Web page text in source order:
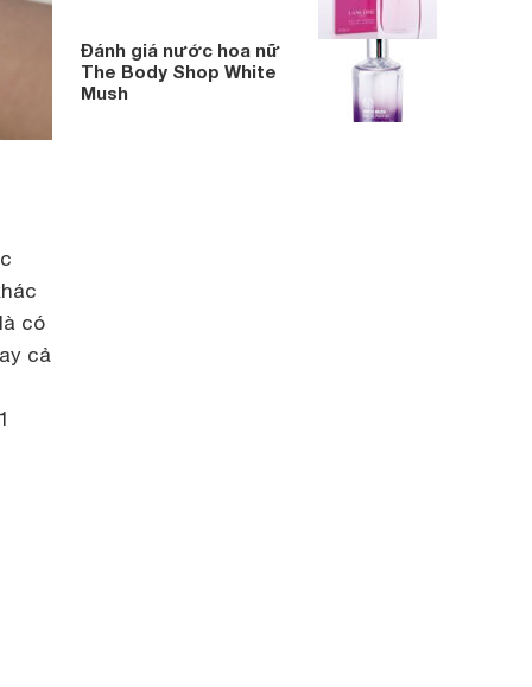
có
cả
Đánh giá nước hoa nữ
The Body Shop White
Mush